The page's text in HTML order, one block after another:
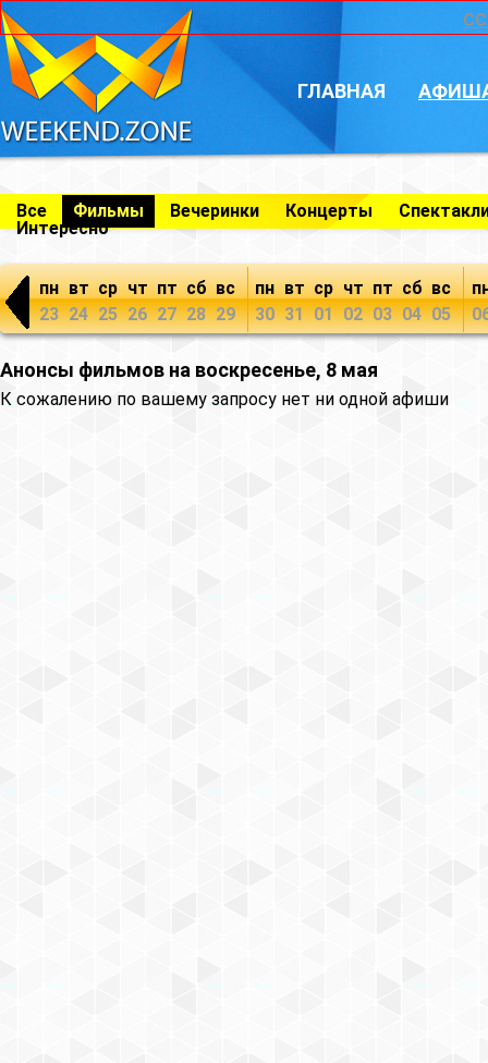
ГЛАВНАЯ
Все Фильмы Вечеринки Концерты
Интересно
пн
23
вт
24
ср
25
чт
26
пт
27
сб
28
вс
29
пн
30
вт
31
ср
01
чт
02
пт
03
сб
04
вс
05
Анонсы фильмов на воскресенье, 8 мая
К сожалению по вашему запросу нет ни одной афиши